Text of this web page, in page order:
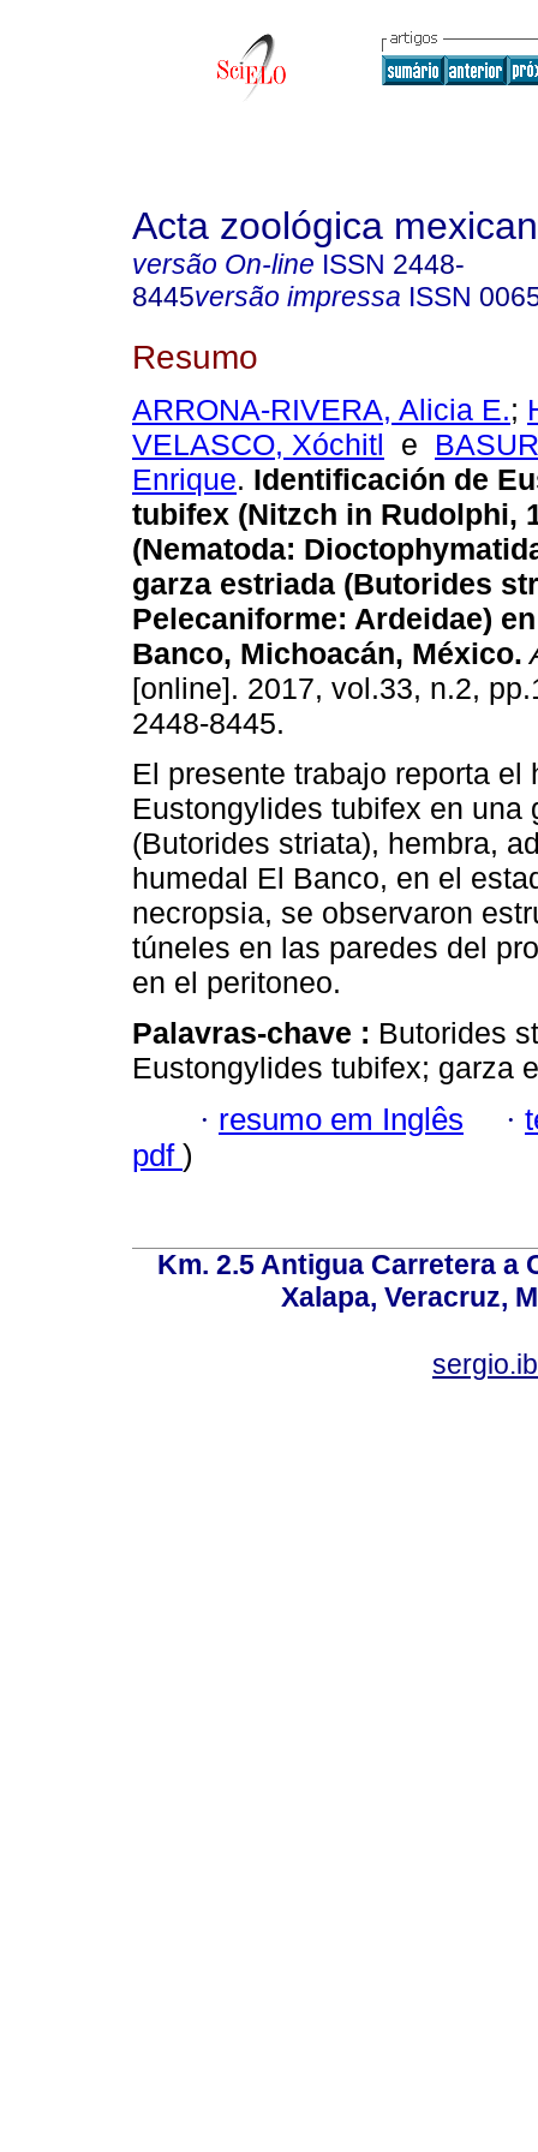
Acta zoológica
versão On-line ISSN 2448-
8445versão impressa ISSN
Resumo
ARRONA-RIVERA, Alicia E.;
VELASCO, Xóchitl e
Enrique. Identificación de
tubifex (Nitzch in Rudolphi,
(Nematoda:
garza estriada (Butorides
Pelecaniforme: Ardeidae)
Banco, Michoacán, México.
[online]. 2017, vol.33, n.2,
2448-8445.
El presente trabajo reporta el
Eustongylides tubifex en una
(Butorides striata), hembra,
humedal El Banco, en el
necropsia, se observaron
túneles en las paredes del
en el peritoneo.
Palavras-chave : Butorides
Eustongylides tubifex; garza
· resumo em Inglês ·
pdf )
Km. 2.5 Antigua Carretera a
Xalapa, Veracruz,